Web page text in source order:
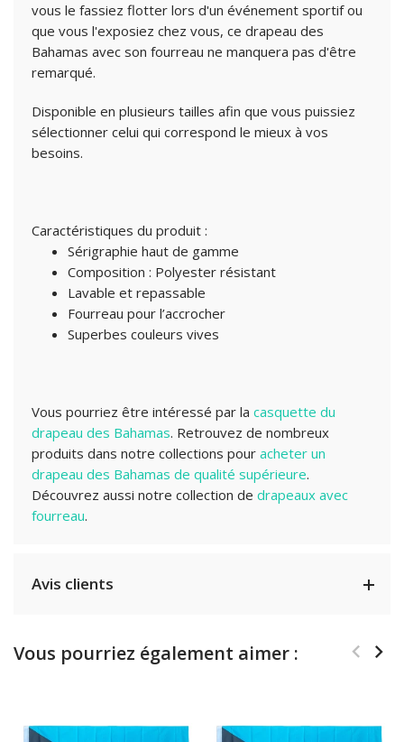
vous le fassiez flotter lors d'un événement sportif ou
que vous l'exposiez chez vous, ce drapeau des
Bahamas avec son fourreau ne manquera pas d'être
remarqué.
Disponible en plusieurs tailles afin que vous puissiez
sélectionner celui qui correspond le mieux à vos
besoins.
Caractéristiques du produit :
Sérigraphie haut de gamme
Composition : Polyester résistant
Lavable et repassable
Fourreau pour l’accrocher
Superbes couleurs vives
Vous pourriez être intéressé par la casquette du
drapeau des Bahamas. Retrouvez de nombreux
produits dans notre collections pour acheter un
drapeau des Bahamas de qualité supérieure.
Découvrez aussi notre collection de drapeaux avec
fourreau.
Avis clients
Vous pourriez également aimer :